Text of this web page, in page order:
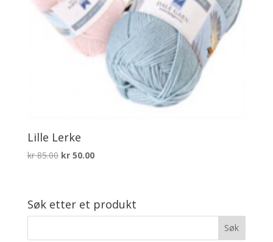
Lille Lerke
kr85.00 Opprinnelig
kr50.00Nåværende
Søk etter et produkt